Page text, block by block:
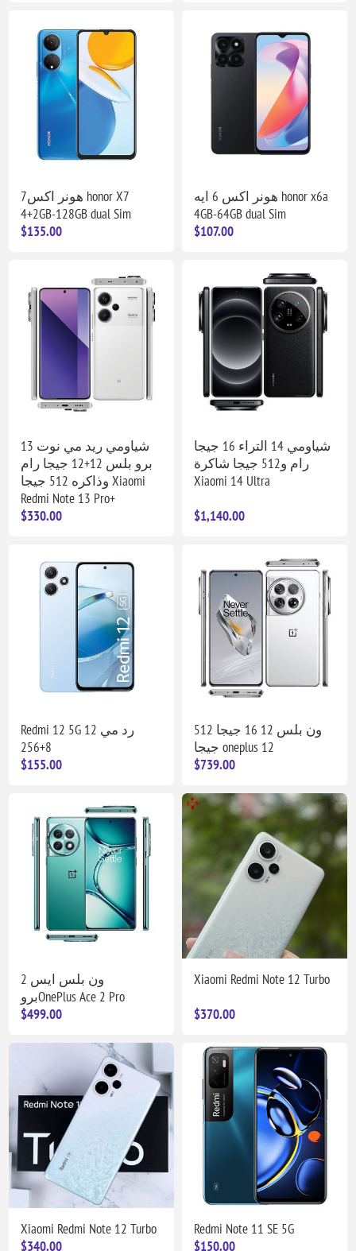
هونر اكس7 honor X7
4+2GB-128GB dual Sim
$135.00
هونر اكس 6 ايه honor x6a
4GB-64GB dual Sim
$107.00
شياومي ريد مي نوت 13
برو بلس 12+12 جيجا رام
وذاكره 512 جيجا Xiaomi
Redmi Note 13 Pro+
$330.00
شياومي 14 التراء 16 جيجا
رام و512 جيجا شاكرة
Xiaomi 14 Ultra
$1,140.00
Redmi 12 5G رد مي 12
8+256
$155.00
ون بلس 12 16 جيجا 512
جيجا oneplus 12
$739.00
ون بلس ايس 2
بروOnePlus Ace 2 Pro
$499.00
Xiaomi Redmi Note 12 Turbo
$370.00
Xiaomi Redmi Note 12 Turbo
$340.00
Redmi Note 11 SE 5G
$150.00